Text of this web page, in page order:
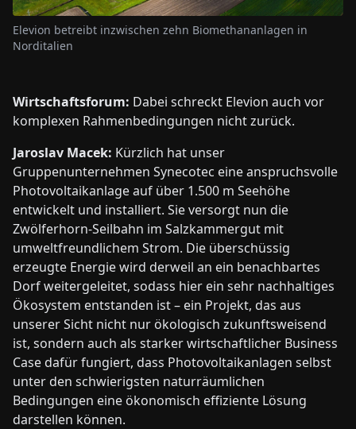
Elevion betreibt inzwischen zehn Biomethananlagen in
Norditalien
Wirtschaftsforum: Dabei schreckt Elevion auch vor
komplexen Rahmenbedingungen nicht zurück.
Jaroslav Macek: Kürzlich hat unser
Gruppenunternehmen Synecotec eine anspruchsvolle
Photovoltaikanlage auf über 1.500 m Seehöhe
entwickelt und installiert. Sie versorgt nun die
Zwölferhorn-Seilbahn im Salzkammergut mit
umweltfreundlichem Strom. Die überschüssig
erzeugte Energie wird derweil an ein benachbartes
Dorf weitergeleitet, sodass hier ein sehr nachhaltiges
Ökosystem entstanden ist – ein Projekt, das aus
unserer Sicht nicht nur ökologisch zukunftsweisend
ist, sondern auch als starker wirtschaftlicher Business
Case dafür fungiert, dass Photovoltaikanlagen selbst
unter den schwierigsten naturräumlichen
Bedingungen eine ökonomisch effiziente Lösung
darstellen können.